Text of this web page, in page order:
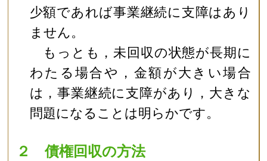
少額であれば事業継続に支障はあり
ません。
もっとも，未回収の状態が長期に
わたる場合や，金額が大きい場合
は，事業継続に支障があり，大きな
問題になることは明らかです。
２ 債権回収の方法